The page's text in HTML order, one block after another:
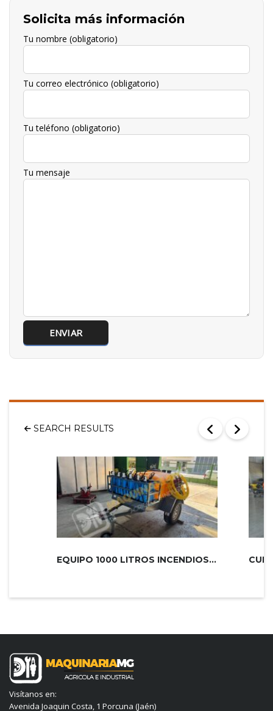
Solicita más información
Tu nombre (obligatorio)
Tu correo electrónico (obligatorio)
Tu teléfono (obligatorio)
Tu mensaje
SEARCH RESULTS
EQUIPO 1000 LITROS INCENDIOS PLUS 2...
Visítanos en:
Avenida Joaquin Costa, 1 Porcuna (Jaén)